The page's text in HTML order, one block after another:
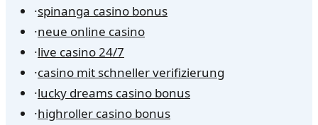
·spinanga casino bonus
·neue online casino
·live casino 24/7
·casino mit schneller verifizierung
·lucky dreams casino bonus
·highroller casino bonus